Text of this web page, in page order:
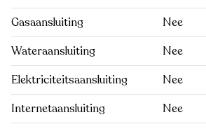
Gasaansluiting
Nee
Wateraansluiting
Nee
Elektriciteitsaansluiting
Nee
Internetaansluiting
Nee